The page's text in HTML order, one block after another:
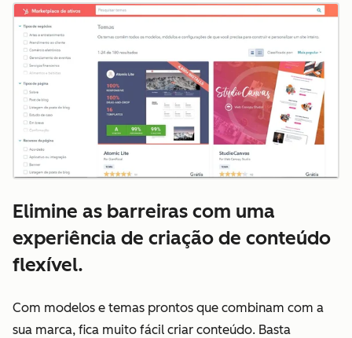
Elimine as barreiras com uma
experiência de criação de conteúdo
flexível.
Com modelos e temas prontos que combinam com a
sua marca, fica muito fácil criar conteúdo. Basta